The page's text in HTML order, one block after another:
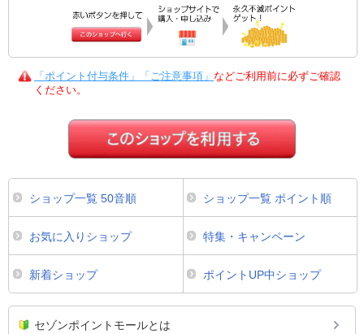
「ポイント付与条件」「ご注意事項」 などご利用前に必ずご確認
ください。
ショップ一覧 50音順 ショップ一覧 ポイント順
お気に入りショップ 特集・キャンペーン
新着ショップ ポイントUP中ショップ
セゾンポイントモールとは